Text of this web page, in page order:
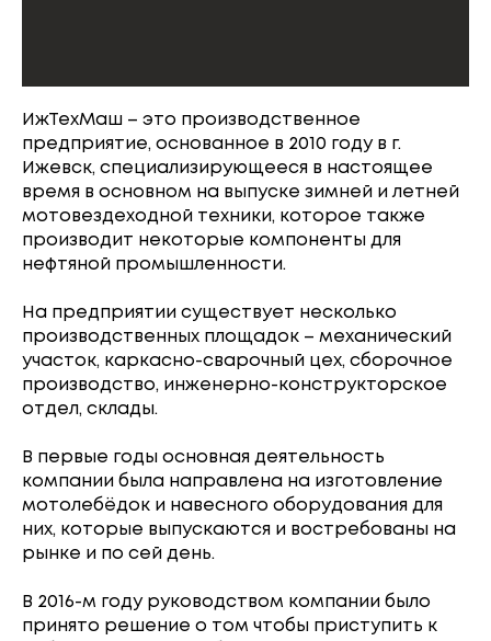
ИжТехМаш – это производственное
предприятие, основанное в 2010 году в г.
Ижевск, специализирующееся в настоящее
время в основном на выпуске зимней и летней
мотовездеходной техники, которое также
производит некоторые компоненты для
нефтяной промышленности.
На предприятии существует несколько
производственных площадок – механический
участок, каркасно-сварочный цех, сборочное
производство, инженерно-конструкторское
отдел, склады.
В первые годы основная деятельность
компании была направлена на изготовление
мотолебёдок и навесного оборудования для
них, которые выпускаются и востребованы на
рынке и по сей день.
В 2016-м году руководством компании было
принято решение о том чтобы приступить к